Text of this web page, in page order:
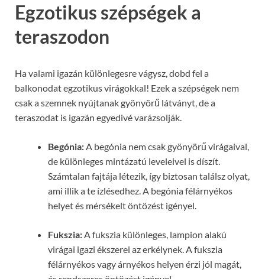
Egzotikus szépségek a
teraszodon
Ha valami igazán különlegesre vágysz, dobd fel a
balkonodat egzotikus virágokkal! Ezek a szépségek nem
csak a szemnek nyújtanak gyönyörű látványt, de a
teraszodat is igazán egyedivé varázsolják.
Begónia:A begónia nem csak gyönyörű virágaival,
de különleges mintázatú leveleivel is díszít.
Számtalan fajtája létezik, így biztosan találsz olyat,
ami illik a te ízlésedhez. A begónia félárnyékos
helyet és mérsékelt öntözést igényel.
Fukszia:A fukszia különleges, lampion alakú
virágai igazi ékszerei az erkélynek. A fukszia
félárnyékos vagy árnyékos helyen érzi jól magát,